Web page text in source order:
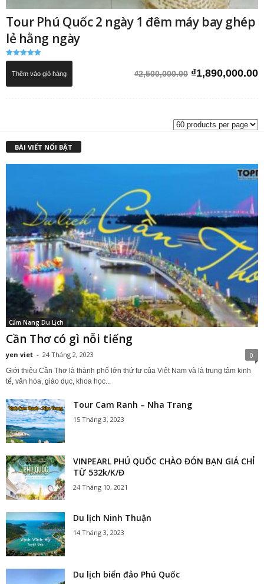
Tour Phú Quốc 2 ngày 1 đêm máy bay ghép
lẻ hằng ngày
Được xếp
5.00
₫2,500,000.00 Giá
₫1,890,000.00
Thêm vào giỏ hàng
BÀI VIẾT NỔI BẬT
Cẩm Nang Du Lịch
Cần Thơ có gì nỗi tiếng
yen viet - 24 Tháng 2, 2023 0
Giới thiệu Cần Thơ là thành phố lớn thứ tư của Việt Nam và là trung tâm kinh
tế, văn hóa, giáo dục, khoa học...
Tour Cam Ranh – Nha Trang
15 Tháng 3, 2023
VINPEARL PHÚ QUỐC CHÀO ĐÓN BẠN GIÁ CHỈ
TỪ 532k/K/Đ
24 Tháng 10, 2021
Du lịch Ninh Thuận
14 Tháng 3, 2023
Du lịch biển đảo Phú Quốc